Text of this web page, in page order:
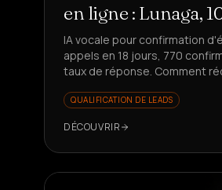
en ligne : Lunaga,
IA vocale pour confirmation
appels en 18 jours, 770
taux de réponse. Comment
QUALIFICATION DE LEADS
DÉCOUVRIR